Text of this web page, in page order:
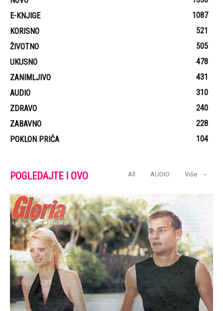
E-KNJIGE
1087
KORISNO
521
ŽIVOTNO
505
UKUSNO
478
ZANIMLJIVO
431
AUDIO
310
ZDRAVO
240
ZABAVNO
228
POKLON PRIČA
104
POGLEDAJTE I OVO All AUDIO Više